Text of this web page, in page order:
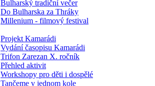
Bulharský tradiční večer
Do Bulharska za Thráky
Millenium - filmový festival
Projekt Kamarádi
Vydání časopisu Kamarádi
Trifon Zarezan X. ročník
Přehled aktivit
Workshopy pro děti i dospělé
Tančeme v jednom kole